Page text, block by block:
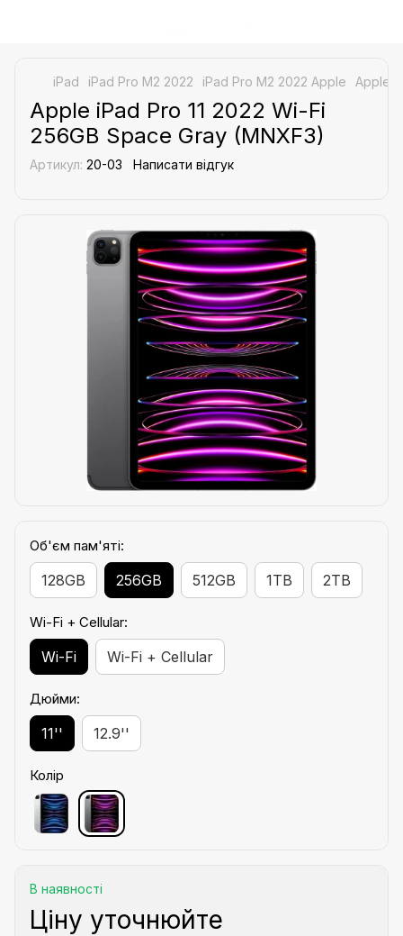
iPad iPad Pro M2 2022 iPad Pro M2 2022 Apple Apple
Apple iPad Pro 11 2022 Wi-Fi
256GB Space Gray (MNXF3)
Артикул: 20-03 Написати відгук
Об'єм пам'яті:
128GB 256GB 512GB 1TB 2TB
Wi-Fi + Cellular:
Wi-Fi Wi-Fi + Cellular
Дюйми:
11'' 12.9''
Колір
В наявності
Ціну уточнюйте